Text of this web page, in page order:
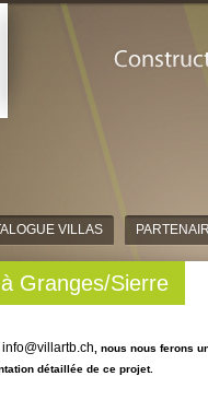
VILLAS
Granges/Sierre
info@villartb.ch , nous nous ferons
détaillée de ce projet.